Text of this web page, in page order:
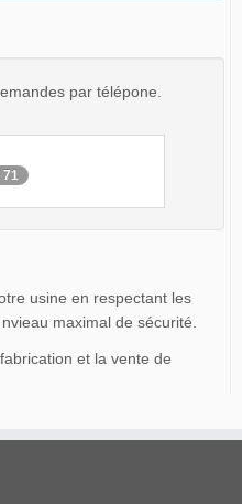
par télépone.
71
usine en respectant les
maximal de sécurité.
et la vente de